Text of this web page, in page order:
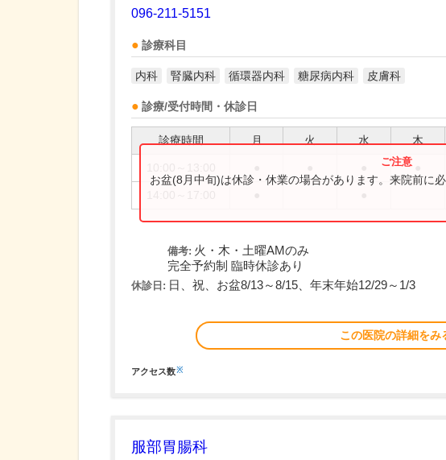
096-211-5151
診療科目
内科 腎臓内科 循環器内科 糖尿病内科 皮膚科
診療/受付時間・休診日
診療時間 月 火 水 木
お盆(8月中旬)は休診・休業の場合があります。来院前に
備考: 火・木・土曜AMのみ
完全予約制 臨時休診あり
休診日: 日、祝、お盆8/13～8/15、年末年始12/29～1/3
この医院の詳細をみ
アクセス数※
服部胃腸科